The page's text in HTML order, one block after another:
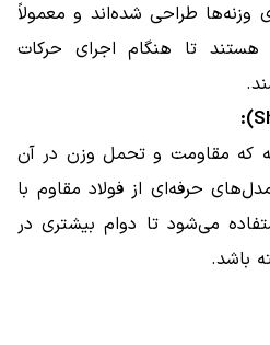
وزنه‌ها طراحی شده‌اند و معمولاً
هستند تا هنگام اجرای حرکات
که مقاومت و تحمل وزن در آن
حرفه‌ای از فولاد مقاوم با
می‌شود تا دوام بیشتری در
باشد.